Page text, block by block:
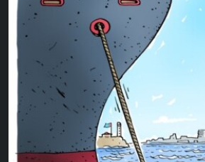
RADIO MARTÍ
ESPECIALES
ESPECIALES
LA REALIDAD DE LA VIVIENDA EN CUBA
SER VIEJO EN CUBA
KENTU-CUBANO
MULTIMEDIA
EDITORIALES
SÍGUENOS